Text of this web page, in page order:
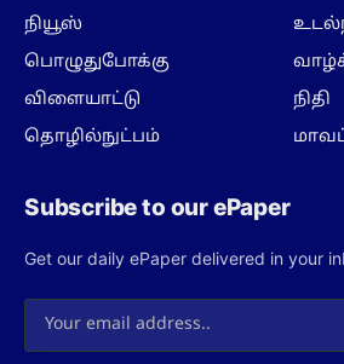
நியூஸ்
பொழுதுபோக்கு
விளையாட்டு
தொழில்நுட்பம்
நிதி
Subscribe to our ePaper
Get our daily ePaper delivered in your